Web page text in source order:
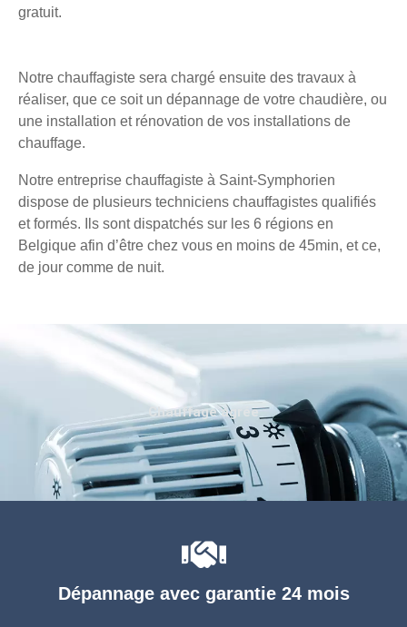
gratuit.
Notre chauffagiste sera chargé ensuite des travaux à
réaliser, que ce soit un dépannage de votre chaudière, ou
une installation et rénovation de vos installations de
chauffage.
Notre entreprise chauffagiste à Saint-Symphorien
dispose de plusieurs techniciens chauffagistes qualifiés
et formés. Ils sont dispatchés sur les 6 régions en
Belgique afin d’être chez vous en moins de 45min, et ce,
de jour comme de nuit.
Dépannage avec garantie 24 mois
Chauffage agréé